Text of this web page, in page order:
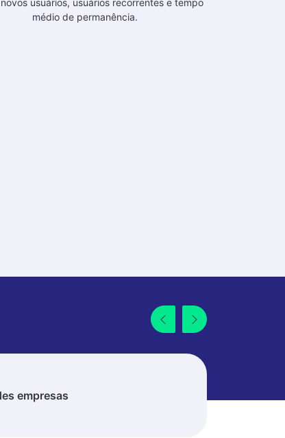
médio de permanência.
empresas